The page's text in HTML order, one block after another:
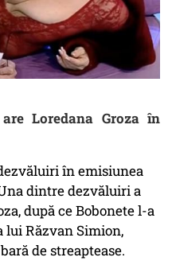
Loredana Groza în
în emisiunea
Una dintre dezvăluiri a
după ce Bobonete l-a
lui Răzvan Simion,
de streaptease.